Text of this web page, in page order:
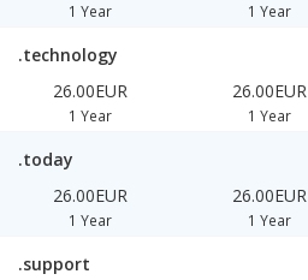
1 Year 1 Year
.technology
26.00EUR
1 Year
26.00EUR
1 Year
.today
26.00EUR
1 Year
26.00EUR
1 Year
.support